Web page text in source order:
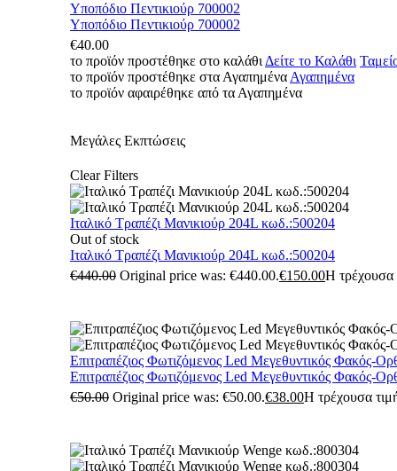
Υποπόδιο Πεντικιούρ 700002
Υποπόδιο Πεντικιούρ 700002
€40.00
το προϊόν προστέθηκε στο καλάθι Δείτε το Καλάθι
το προϊόν προστέθηκε στα Αγαπημένα Αγαπημένα
το προϊόν αφαιρέθηκε από τα Αγαπημένα
Μεγάλες Εκπτώσεις
Clear Filters
Ιταλικό Τραπέζι Μανικιούρ 204L κωδ.:500204
Out of stock
Ιταλικό Τραπέζι Μανικιούρ 204L κωδ.:500204
€440.00 Original price was: €440.00.€150.00Η τρέχουσα
Επιτραπέζιος Φωτιζόμενος Led Μεγεθυντικός Φακός-
Επιτραπέζιος Φωτιζόμενος Led Μεγεθυντικός Φακός-
€50.00 Original price was: €50.00.€38.00Η τρέχουσα